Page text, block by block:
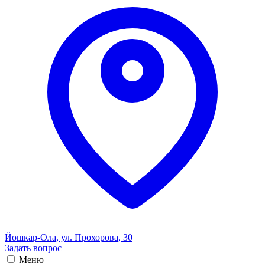
Йошкар-Ола, ул. Прохорова, 30
Задать вопрос
Меню